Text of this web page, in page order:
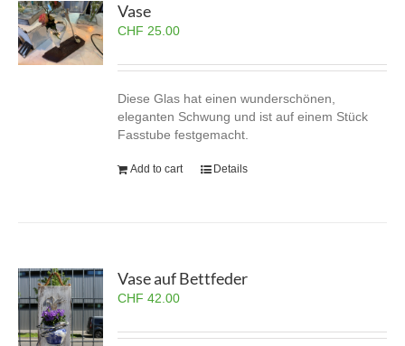
Vase
CHF 25.00
Diese Glas hat einen wunderschönen,
eleganten Schwung und ist auf einem Stück
Fasstube festgemacht.
Add to cart Details
Vase auf Bettfeder
CHF 42.00